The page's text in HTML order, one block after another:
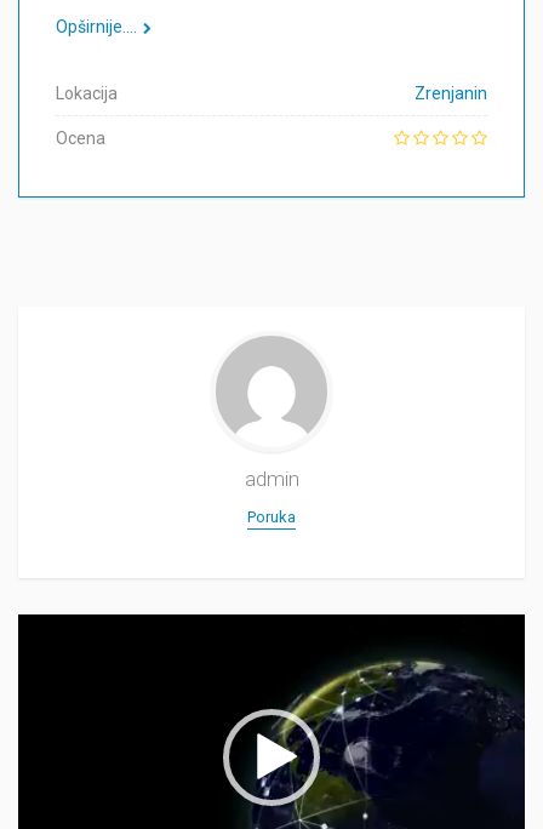
Opširnije....
Lokacija Zrenjanin
Ocena
admin
Poruka